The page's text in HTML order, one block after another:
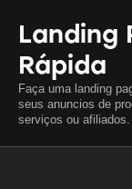
Landing
Rápida
Faça uma landing
seus anuncios de
serviços ou afiliados.